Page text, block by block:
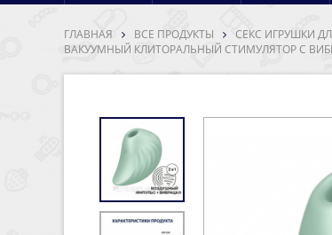
ГЛАВНАЯ ВСЕ ПРОДУКТЫ СЕКС ИГРУШКИ
ВАКУУМНЫЙ КЛИТОРАЛЬНЫЙ СТИМУЛЯТОР С